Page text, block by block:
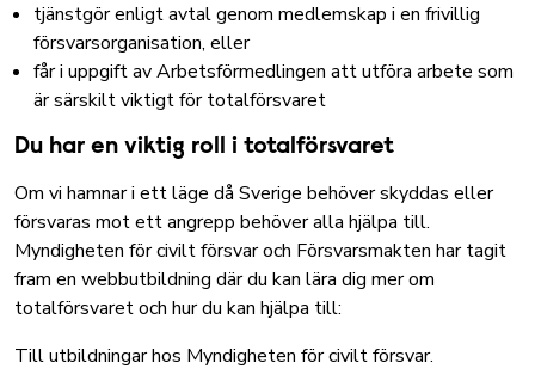
tjänstgör enligt avtal genom medlemskap i en frivillig
försvarsorganisation, eller
får i uppgift av Arbetsförmedlingen att utföra arbete som
är särskilt viktigt för totalförsvaret
Du har en viktig roll i totalförsvaret
Om vi hamnar i ett läge då Sverige behöver skyddas eller
försvaras mot ett angrepp behöver alla hjälpa till.
Myndigheten för civilt försvar och Försvarsmakten har tagit
fram en webbutbildning där du kan lära dig mer om
totalförsvaret och hur du kan hjälpa till:
Till utbildningar hos Myndigheten för civilt försvar.